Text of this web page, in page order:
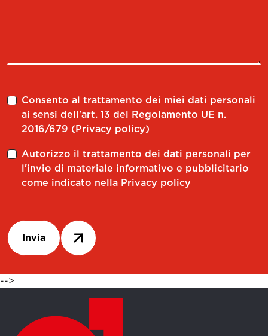
Consento al trattamento dei miei dati personali
ai sensi dell'art. 13 del Regolamento UE n.
2016/679 (Privacy policy)
Autorizzo il trattamento dei dati personali per
l'invio di materiale informativo e pubblicitario
come indicato nella Privacy policy
Invia
-->